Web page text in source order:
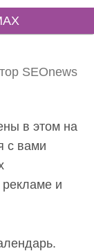
SEOnews
в этом на
с вами
рекламе и